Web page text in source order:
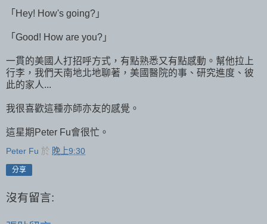
「Hey! How's going?」
「Good! How are you?」
一貫的美國人打招呼方式，有點熟悉又有點感動。幫他拉上
行李，我們天南地北地聊著，美國醫院的事、研究進度、彼
此的家人...
我很喜歡這種亦師亦友的感覺。
這星期Peter Fu會很忙。
Peter Fu 於 晚上9:30
分享
沒有留言: